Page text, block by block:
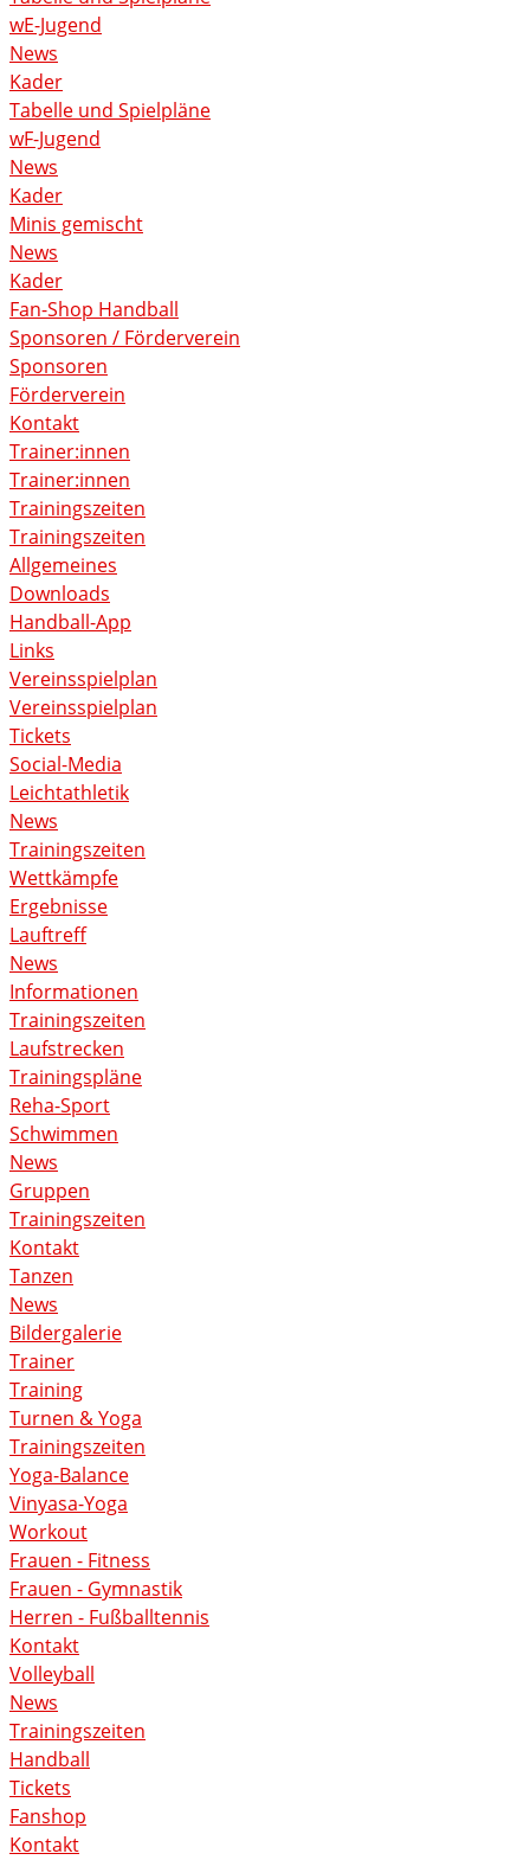
wE-Jugend
News
Kader
Tabelle und Spielpläne
wF-Jugend
News
Kader
Minis gemischt
News
Kader
Fan-Shop Handball
Sponsoren / Förderverein
Sponsoren
Förderverein
Kontakt
Trainer:innen
Trainer:innen
Trainingszeiten
Trainingszeiten
Allgemeines
Downloads
Handball-App
Links
Vereinsspielplan
Vereinsspielplan
Tickets
Social-Media
Leichtathletik
News
Trainingszeiten
Wettkämpfe
Ergebnisse
Lauftreff
News
Informationen
Trainingszeiten
Laufstrecken
Trainingspläne
Reha-Sport
Schwimmen
News
Gruppen
Trainingszeiten
Kontakt
Tanzen
News
Bildergalerie
Trainer
Training
Turnen & Yoga
Trainingszeiten
Yoga-Balance
Vinyasa-Yoga
Workout
Frauen - Fitness
Frauen - Gymnastik
Herren - Fußballtennis
Kontakt
Volleyball
News
Trainingszeiten
Handball
Tickets
Fanshop
Kontakt